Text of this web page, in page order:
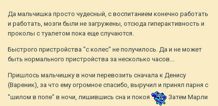
Да мальчишка просто чудесный, с воспитанием конечно работать
и работать, мозги были не загружены, отсюда гиперактивность и
проколы с туалетом пока еще случаются.
Быстрого пристройства "с колес" не получилось. Да и не может
быть нормального пристройства за несколько часов...
Пришлось мальчишку в ночи перевозить сначала к Денису
(Вареник), за что ему огромное спасибо, выручил и принял парня с
"шилом в попе" в ночи, лишившись сна и покоя
Затем Марли